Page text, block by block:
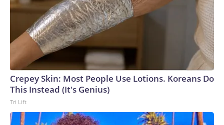
Crepey Skin: Most People Use Lotions. Koreans Do
This Instead (It's Genius)
Tri Lift